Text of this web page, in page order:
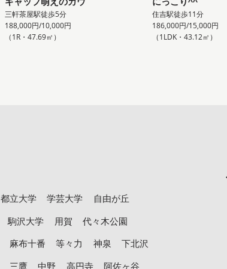
三軒茶屋駅徒歩5分
188,000円/10,000円
（1R・47.69㎡）
住吉駅徒歩11分
186,000円/15,000円
（1LDK・43.12㎡）
都立大学 学芸大学
自由が丘
駒沢大学 用賀
代々木公園
麻布十番 等々力 神泉
下北沢
三鷹 中野 高円寺 阿佐ヶ谷